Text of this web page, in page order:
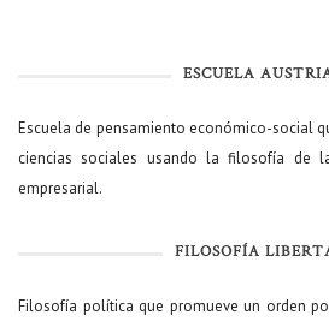
ESCUELA
Escuela de pensamiento económico-social
ciencias sociales usando la filosofía de
empresarial.
FILOSOFÍA
Filosofía política que promueve un orden